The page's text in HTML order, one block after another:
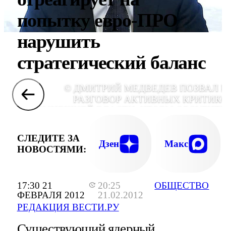
17:30 21
ФЕВРАЛЯ 2012
20:25
21.02.2012
РЕДАКЦИЯ ВЕСТИ.РУ
ОБЩЕСТВО
попытку евро-ПРО
нарушить
стратегический баланс
© ДМИТРИЙ МЕДВЕДЕВ ПОЗВАЛ
РАЗГОВОР АКТИВНЫХ
НЫНЕШНЕЙ ВЛАСТИ, ЧТОБЫ
СЛЕДИТЕ ЗА
НОВОСТЯМИ:
Дзен Макс